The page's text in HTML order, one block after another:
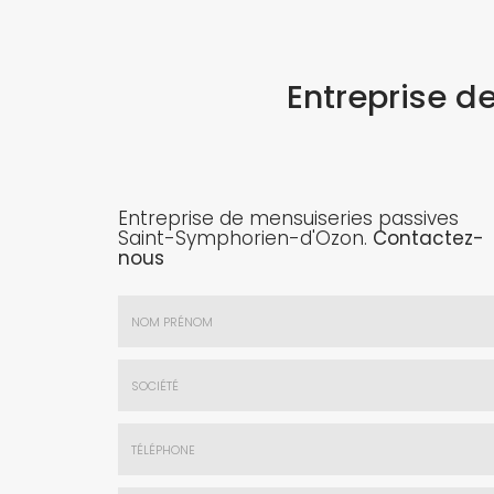
Entreprise
Entreprise de mensuiseries passives
Saint-Symphorien-d'Ozon. Contactez-
nous